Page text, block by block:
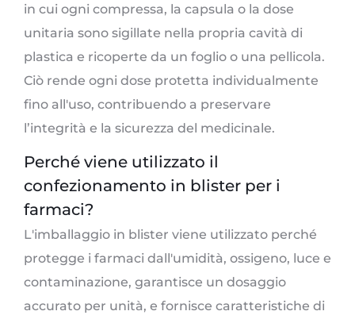
in cui ogni compressa, la capsula o la dose
unitaria sono sigillate nella propria cavità di
plastica e ricoperte da un foglio o una pellicola.
Ciò rende ogni dose protetta individualmente
fino all'uso, contribuendo a preservare
l’integrità e la sicurezza del medicinale.
Perché viene utilizzato il
confezionamento in blister per i
farmaci?
L'imballaggio in blister viene utilizzato perché
protegge i farmaci dall'umidità, ossigeno, luce e
contaminazione, garantisce un dosaggio
accurato per unità, e fornisce caratteristiche di